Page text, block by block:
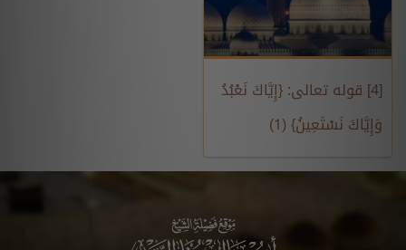
[4] قوله تعالى: {إِيَّاكَ نَعْبُدُ
وَإِيَّاكَ نَسْتَعِينُ} (1)